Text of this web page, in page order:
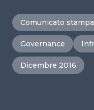
Comunicato stampa
Governance
Dicembre 2016